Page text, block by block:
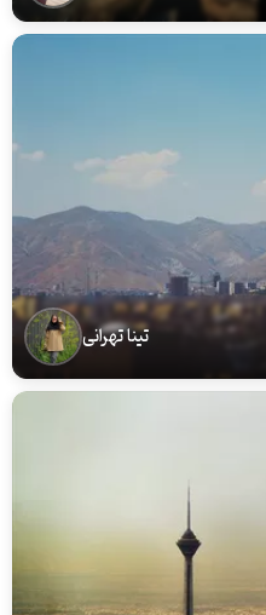
تینا تهرانی